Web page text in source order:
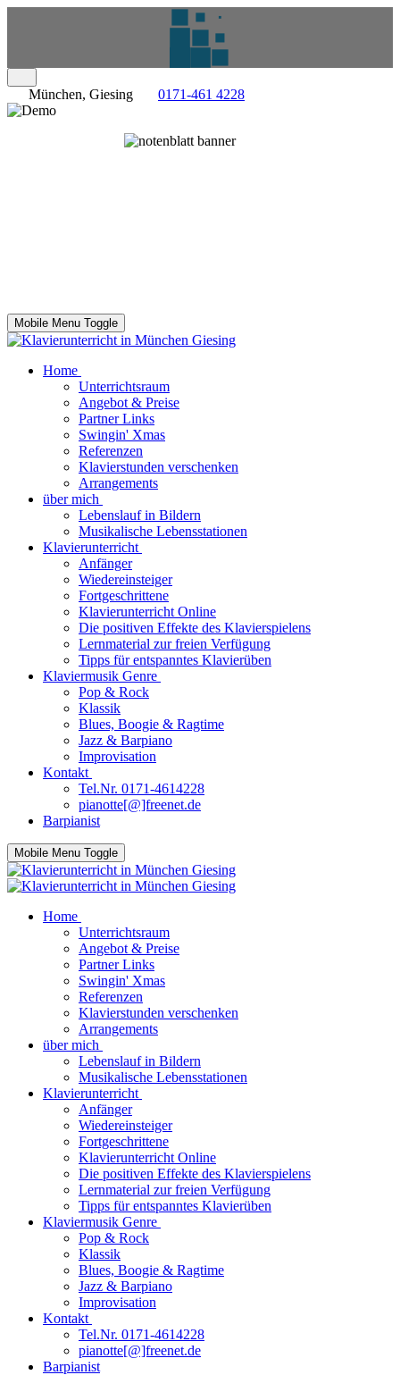
München, Giesing 0171-461 4228
Mobile Menu Toggle
Home
Unterrichtsraum
Angebot & Preise
Partner Links
Swingin' Xmas
Referenzen
Klavierstunden verschenken
Arrangements
über mich
Lebenslauf in Bildern
Musikalische Lebensstationen
Klavierunterricht
Anfänger
Wiedereinsteiger
Fortgeschrittene
Klavierunterricht Online
Die positiven Effekte des Klavierspielens
Lernmaterial zur freien Verfügung
Tipps für entspanntes Klavierüben
Klaviermusik Genre
Pop & Rock
Klassik
Blues, Boogie & Ragtime
Jazz & Barpiano
Improvisation
Kontakt
Tel.Nr. 0171-4614228
pianotte[@]freenet.de
Barpianist
Mobile Menu Toggle
Home
Unterrichtsraum
Angebot & Preise
Partner Links
Swingin' Xmas
Referenzen
Klavierstunden verschenken
Arrangements
über mich
Lebenslauf in Bildern
Musikalische Lebensstationen
Klavierunterricht
Anfänger
Wiedereinsteiger
Fortgeschrittene
Klavierunterricht Online
Die positiven Effekte des Klavierspielens
Lernmaterial zur freien Verfügung
Tipps für entspanntes Klavierüben
Klaviermusik Genre
Pop & Rock
Klassik
Blues, Boogie & Ragtime
Jazz & Barpiano
Improvisation
Kontakt
Tel.Nr. 0171-4614228
pianotte[@]freenet.de
Barpianist